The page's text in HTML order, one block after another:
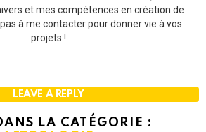
et mes compétences en création de
à me contacter pour donner vie à vos
projets !
LEAVE A REPLY
LA CATÉGORIE :